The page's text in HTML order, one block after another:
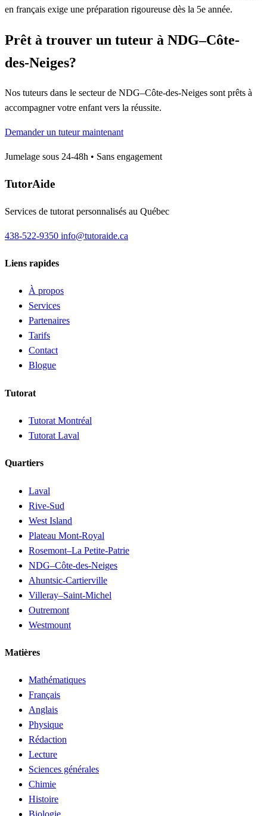
en français exige une préparation rigoureuse dès la 5e année.
Prêt à trouver un tuteur à NDG–Côte-
des-Neiges?
Nos tuteurs dans le secteur de NDG–Côte-des-Neiges sont prêts à
accompagner votre enfant vers la réussite.
Demander un tuteur maintenant
Jumelage sous 24-48h • Sans engagement
TutorAide
Services de tutorat personnalisés au Québec
438-522-9350 info@tutoraide.ca
Liens rapides
À propos
Services
Partenaires
Tarifs
Contact
Blogue
Tutorat
Tutorat Montréal
Tutorat Laval
Quartiers
Laval
Rive-Sud
West Island
Plateau Mont-Royal
Rosemont–La Petite-Patrie
NDG–Côte-des-Neiges
Ahuntsic-Cartierville
Villeray–Saint-Michel
Outremont
Westmount
Matières
Mathématiques
Français
Anglais
Physique
Rédaction
Lecture
Sciences générales
Chimie
Histoire
Biologie